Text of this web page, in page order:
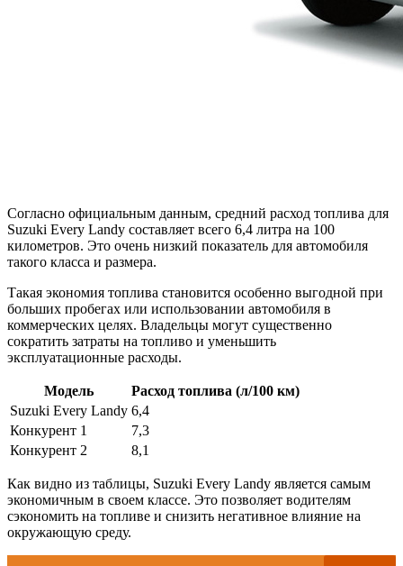
Согласно официальным данным, средний расход топлива для
Suzuki Every Landy составляет всего 6,4 литра на 100
километров. Это очень низкий показатель для автомобиля
такого класса и размера.
Такая экономия топлива становится особенно выгодной при
больших пробегах или использовании автомобиля в
коммерческих целях. Владельцы могут существенно
сократить затраты на топливо и уменьшить
эксплуатационные расходы.
Модель
Расход топлива (л/100 км)
Suzuki Every Landy 6,4
Конкурент 1
7,3
Конкурент 2
8,1
Как видно из таблицы, Suzuki Every Landy является самым
экономичным в своем классе. Это позволяет водителям
сэкономить на топливе и снизить негативное влияние на
окружающую среду.